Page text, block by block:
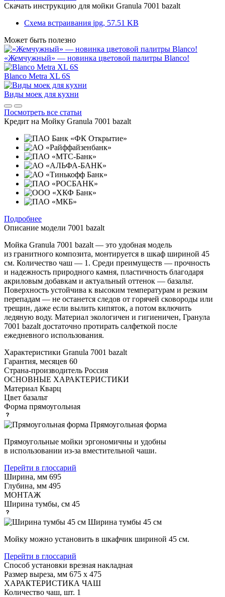
Скачать инструкцию для мойки Granula 7001 bazalt
Схема встраивания jpg, 57.51 KB
Может быть полезно
«Жемчужный» — новинка цветовой палитры Blanco!
Blanco Metra XL 6S
Виды моек для кухни
Посмотреть все статьи
Кредит на Мойку Granula 7001 bazalt
Подробнее
Описание модели 7001 bazalt
Мойка Granula 7001 bazalt — это удобная модель
из гранитного композита, монтируется в шкаф шириной 45
см. Количество чаш — 1. Среди преимуществ — прочность
и надежность природного камня, пластичность благодаря
акриловым добавкам и актуальный оттенок — базальт.
Поверхность устойчива к высоким температурам и резким
перепадам — не останется следов от горячей сковороды или
трещин, даже если вылить кипяток, а потом включить
ледяную воду. Материал экологичен и гигиеничен, Гранула
7001 bazalt достаточно протирать салфеткой после
ежедневного использования.
Характеристики Granula 7001 bazalt
Гарантия, месяцев 60
Страна-производитель Россия
ОСНОВНЫЕ ХАРАКТЕРИСТИКИ
Материал Кварц
Цвет базальт
Форма прямоугольная
Прямоугольная форма
Прямоугольные мойки эргономичны и удобны
в использовании из-за вместительной чаши.
Перейти в глоссарий
Ширина, мм 695
Глубина, мм 495
МОНТАЖ
Ширина тумбы, см 45
Ширина тумбы 45 см
Мойку можно установить в шкафчик шириной 45 см.
Перейти в глоссарий
Способ установки врезная накладная
Размер выреза, мм 675 х 475
ХАРАКТЕРИСТИКА ЧАШ
Количество чаш, шт. 1